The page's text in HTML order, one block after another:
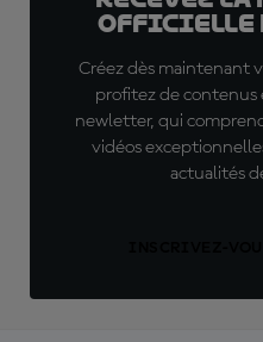
officielle
Créez dès maintenant
profitez de contenus
newletter, qui
vidéos
actualités